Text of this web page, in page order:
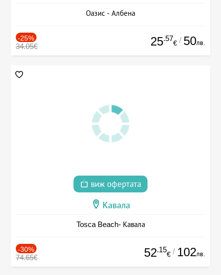
Оазис - Албена
-25%
34.05€ 25.57
€ / 50лв.
виж офертата
Кавала
Tosca Beach- Кавала
-30%
74.65€ 52.15
€ / 102лв.